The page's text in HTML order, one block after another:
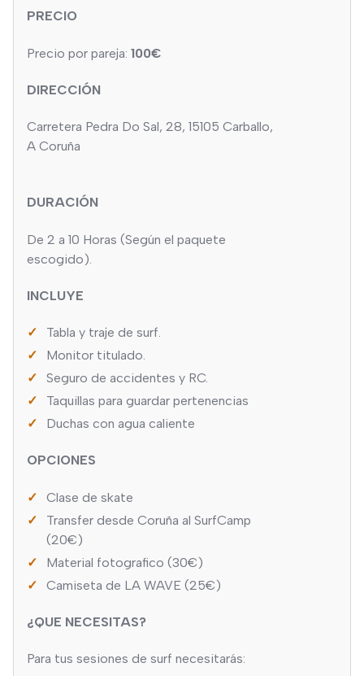
PRECIO
Precio por pareja: 100€
DIRECCIÓN
Carretera Pedra Do Sal, 28, 15105 Carballo,
A Coruña
DURACIÓN
De 2 a 10 Horas (Según el paquete
escogido).
INCLUYE
Tabla y traje de surf.
Monitor titulado.
Seguro de accidentes y RC.
Taquillas para guardar pertenencias
Duchas con agua caliente
OPCIONES
Clase de skate
Transfer desde Coruña al SurfCamp
(20€)
Material fotografico (30€)
Camiseta de LA WAVE (25€)
¿QUE NECESITAS?
Para tus sesiones de surf necesitarás: